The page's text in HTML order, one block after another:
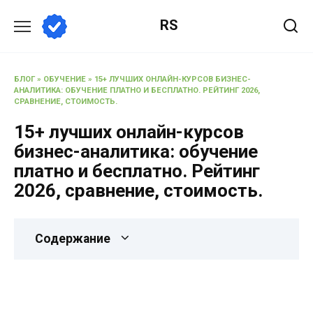
RS
БЛОГ» ОБУЧЕНИЕ » 15+ ЛУЧШИХ ОНЛАЙН-КУРСОВ БИЗНЕС-
АНАЛИТИКА: ОБУЧЕНИЕ ПЛАТНО И БЕСПЛАТНО. РЕЙТИНГ 2026,
СРАВНЕНИЕ, СТОИМОСТЬ.
15+ лучших онлайн-курсов
бизнес-аналитика: обучение
платно и бесплатно. Рейтинг
2026, сравнение, стоимость.
Содержание